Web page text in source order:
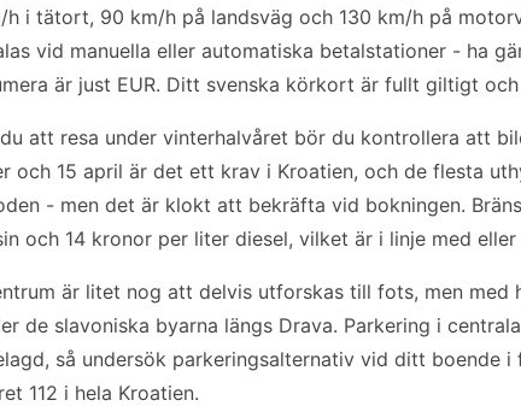
h i tätort, 90 km/h på landsväg och 130 km/h på
vid manuella eller automatiska betalstationer - ha
är just EUR. Ditt svenska körkort är fullt giltigt
att resa under vinterhalvåret bör du kontrollera att
och 15 april är det ett krav i Kroatien, och de flesta
- men det är klokt att bekräfta vid bokningen.
och 14 kronor per liter diesel, vilket är i linje med
är litet nog att delvis utforskas till fots, men med
de slavoniska byarna längs Drava. Parkering i
så undersök parkeringsalternativ vid ditt boende
112 i hela Kroatien.